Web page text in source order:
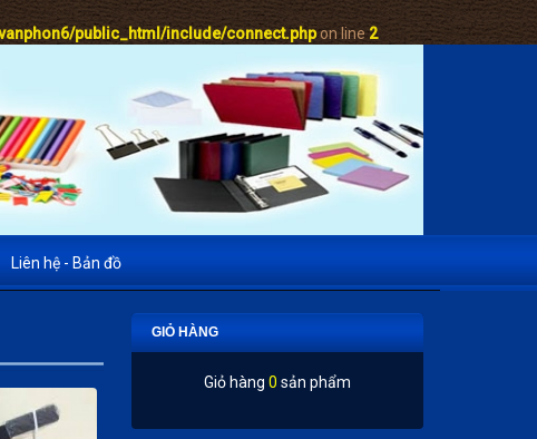
public_html/include/connect.phpon line2
Liên hệ - Bản đồ
GIỎ HÀNG
Giỏ hàng 0 sản phẩm